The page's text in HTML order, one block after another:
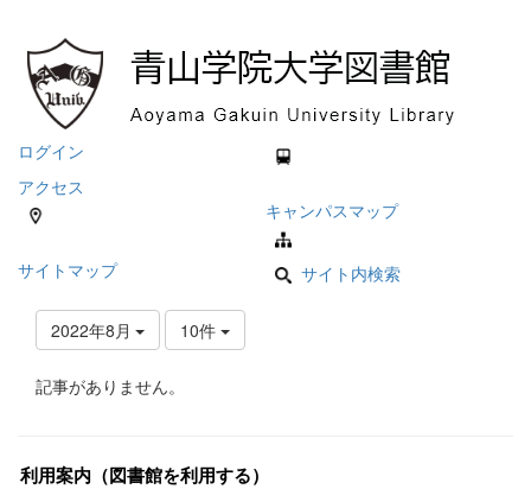
ログイン
アクセス
キャンパスマップ
サイトマップ サイト内検索
2022年8月 10件
記事がありません。
利用案内（図書館を利用する）